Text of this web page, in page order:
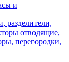
и
разделители,
отводящие,
перегородки,